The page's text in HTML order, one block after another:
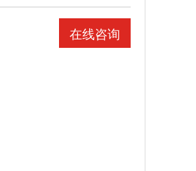
在线咨询